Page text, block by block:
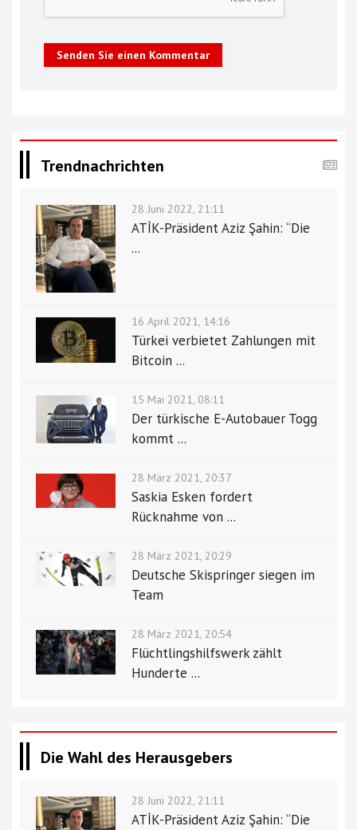
Senden Sie einen Kommentar
Trendnachrichten
28 Juni 2022, 21:11
ATİK-Präsident Aziz Şahin: “Die
...
16 April 2021, 14:16
Türkei verbietet Zahlungen mit
Bitcoin ...
15 Mai 2021, 08:11
Der türkische E-Autobauer Togg
kommt ...
28 März 2021, 20:37
Saskia Esken fordert
Rücknahme von ...
28 März 2021, 20:29
Deutsche Skispringer siegen im
Team
28 März 2021, 20:54
Flüchtlingshilfswerk zählt
Hunderte ...
Die Wahl des Herausgebers
28 Juni 2022, 21:11
ATİK-Präsident Aziz Şahin: “Die